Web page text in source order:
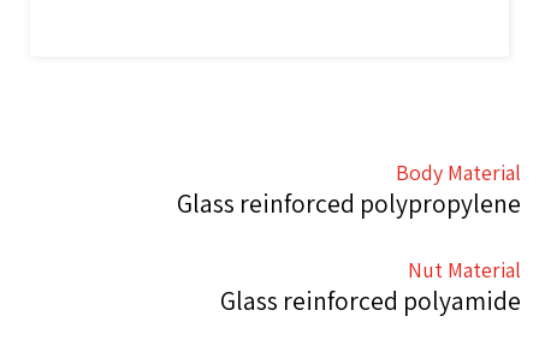
Body Material
Glass reinforced polypropylene
Nut Material
Glass reinforced polyamide